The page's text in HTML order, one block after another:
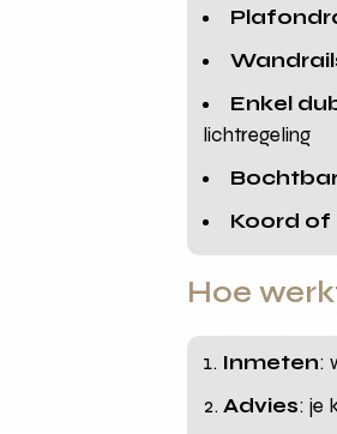
Enkel
lichtregeling
Koord of
Hoe
Inmeten:
Advies: je